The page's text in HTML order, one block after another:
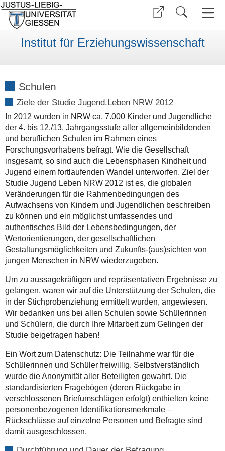
Institut für Erziehungswissenschaft
Schulen
Ziele der Studie Jugend.Leben NRW 2012
In 2012 wurden in NRW ca. 7.000 Kinder und Jugendliche
der 4. bis 12./13. Jahrgangsstufe aller allgemeinbildenden
und beruflichen Schulen im Rahmen eines
Forschungsvorhabens befragt. Wie die Gesellschaft
insgesamt, so sind auch die Lebensphasen Kindheit und
Jugend einem fortlaufenden Wandel unterworfen. Ziel der
Studie Jugend Leben NRW 2012 ist es, die globalen
Veränderungen für die Rahmenbedingungen des
Aufwachsens von Kindern und Jugendlichen beschreiben
zu können und ein möglichst umfassendes und
authentisches Bild der Lebensbedingungen, der
Wertorientierungen, der gesellschaftlichen
Gestaltungsmöglichkeiten und Zukunfts-(aus)sichten von
jungen Menschen in NRW wiederzugeben.
Um zu aussagekräftigen und repräsentativen Ergebnisse zu
gelangen, waren wir auf die Unterstützung der Schulen, die
in der Stichprobenziehung ermittelt wurden, angewiesen.
Wir bedanken uns bei allen Schulen sowie Schülerinnen
und Schülern, die durch Ihre Mitarbeit zum Gelingen der
Studie beigetragen haben!
Ein Wort zum Datenschutz: Die Teilnahme war für die
Schülerinnen und Schüler freiwillig. Selbstverständlich
wurde die Anonymität aller Beteiligten gewahrt. Die
standardisierten Fragebögen (deren Rückgabe in
verschlossenen Briefumschlägen erfolgt) enthielten keine
personenbezogenen Identifikationsmerkmale –
Rückschlüsse auf einzelne Personen und Befragte sind
damit ausgeschlossen.